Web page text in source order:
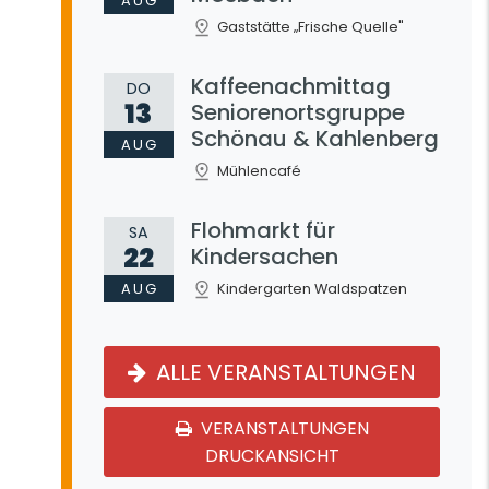
Gaststätte „Frische Quelle"
DO
13
AUG
Kaffeenachmittag
Seniorenortsgruppe
Schönau & Kahlenberg
Mühlencafé
SA
22
AUG
Flohmarkt für
Kindersachen
Kindergarten Waldspatzen
ALLE VERANSTALTUNGEN
VERANSTALTUNGEN
DRUCKANSICHT